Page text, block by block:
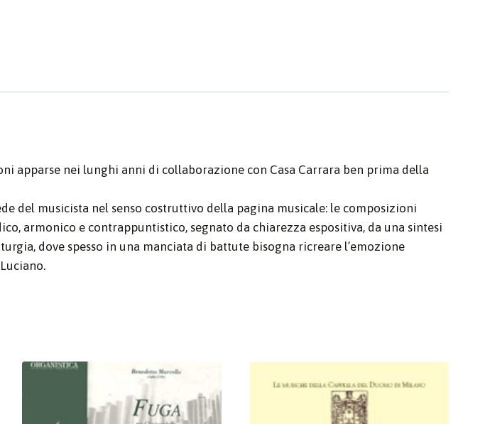
apparse nei lunghi anni di collaborazione con Casa Carrara ben prima della
del musicista nel senso costruttivo della pagina musicale: le composizioni
armonico e contrappuntistico, segnato da chiarezza espositiva, da una sintesi
dove spesso in una manciata di battute bisogna ricreare l’emozione